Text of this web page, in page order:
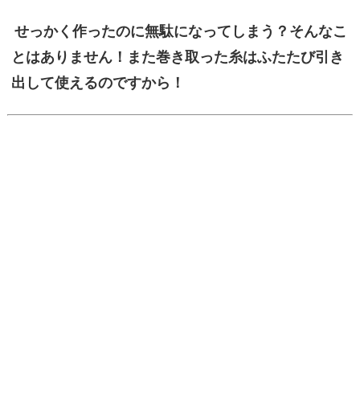
せっかく作ったのに無駄になってしまう？そんなこ
とはありません！また巻き取った糸はふたたび引き
出して使えるのですから！